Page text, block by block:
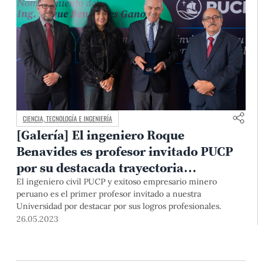
CIENCIA, TECNOLOGÍA E INGENIERÍA
[Galería] El ingeniero Roque
Benavides es profesor invitado PUCP
por su destacada trayectoria
profesional
El ingeniero civil PUCP y exitoso empresario minero
peruano es el primer profesor invitado a nuestra
Universidad por destacar por sus logros profesionales.
26.05.2023